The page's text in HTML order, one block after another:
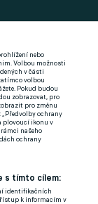
nebo
Volbou možnosti
v části
volbou
Pokud budou
zobrazovat, pro
pro změnu
ochrany
plovoucí ikonu v
našeho
ochrany
s tímto cílem:
identifikačních
k informacím v